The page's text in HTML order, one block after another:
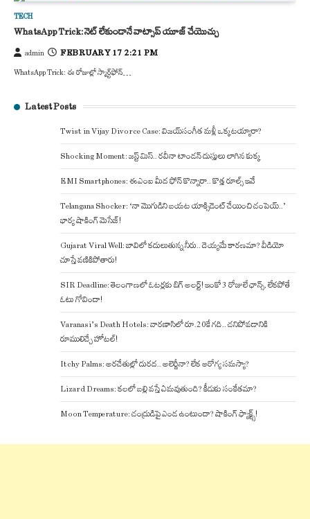
TECH
WhatsApp Trick: నెట్ లేకుండానే వాట్సాప్‌ యూజ్ చేయొచ్చు
admin FEBRUARY 17 2:21 PM
WhatsApp Trick: ఈ రోజుల్లో స్మార్ట్‌ఫోన్…
Latest Posts
Twist in Vijay Divorce Case: విజయ్-సంగీత మళ్లీ ఒక్కటయ్యారా?
Shocking Moment: జస్ట్ మిస్.. రవీనా టాండన్ దుస్తులు లాగిన కుక్క
EMI Smartphones: ఈఎంఐ మీద ఫోన్ కొన్నారా.. కొత్త రూల్స్ ఇవే
Telangana Shocker: ‘నా మొగుడిని బయట యాక్సిడెంట్ చేయించి చంపెయ్..’
భార్య షాకింగ్ మెసేజ్!
Gujarat Viral Well: బావిలో కదులుతున్న నీరు.. దెయ్యమే కారణమా? వీడియో
చూస్తే వణికిపోతారు!
SIR Deadline: తెలంగాణలో ఓటర్లకు బిగ్ అలర్ట్! ఇంకో 3 రోజులే ఛాన్స్, లేకపోతే
ఓటు గోవిందా!
Varanasi’s Death Hotels: వారణాసిలో రూ.20కే గది.. చనిపోవడానికి
రూములిచ్చే హోటల్!
Itchy Palms: అరచేతుల్లో దురద.. అలెర్జీనా? లేక ఆరోగ్య సమస్యా?
Lizard Dreams: కలలో బల్లి వస్తే ఏమవుతుంది? కీడుకు సంకేతమా?
Moon Temperature: చంద్రుడిపై ఎండ ఉంటుందా? షాకింగ్ ఫ్యాక్ట్స్!